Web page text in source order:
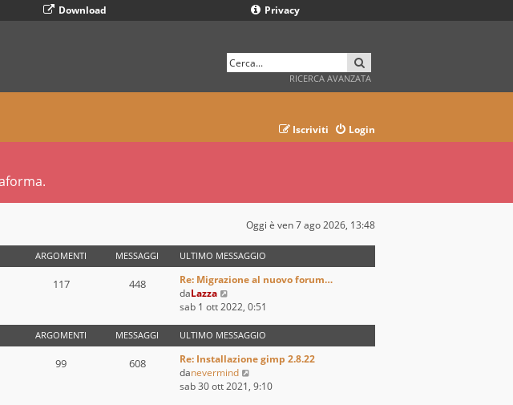
Download Privacy
RICERCA AVANZATA
Login
Iscriviti
Oggi è ven 7 ago 2026, 13:48
ARGOMENTI MESSAGGI ULTIMO MESSAGGIO
117 448
Re: Migrazione al nuovo forum…
daLazza
e
i
u
l
t
i
sab 1 ott 2022, 0:51
ARGOMENTI MESSAGGI ULTIMO MESSAGGIO
99 608
Re: Installazione gimp 2.8.22
danevermind
e
sab 30 ott 2021, 9:10